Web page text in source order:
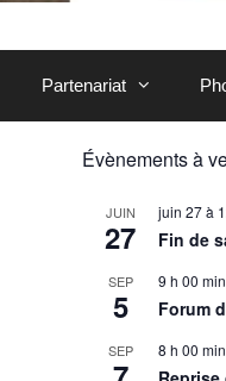
Partenariat
Évènements à
JUIN
27
juin 27 à
Fin de
SEP
5
9 h 00 min
Forum
SEP 8 h 00 min